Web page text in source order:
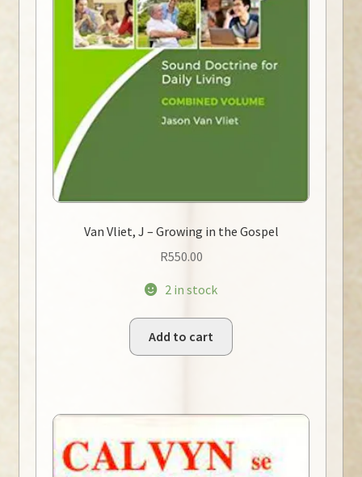
Van Vliet, J – Growing in the Gospel
R550.00
2 in stock
Add to cart